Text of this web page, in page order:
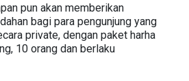
pun akan memberikan
bagi para pengunjung yang
private, dengan paket harha
10 orang dan berlaku